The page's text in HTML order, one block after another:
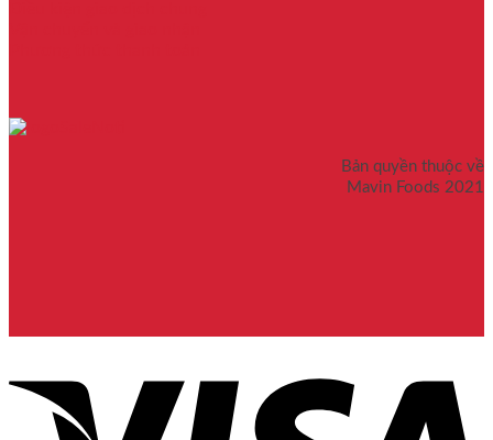
Bản quyền thuộc về
Mavin Foods 2021